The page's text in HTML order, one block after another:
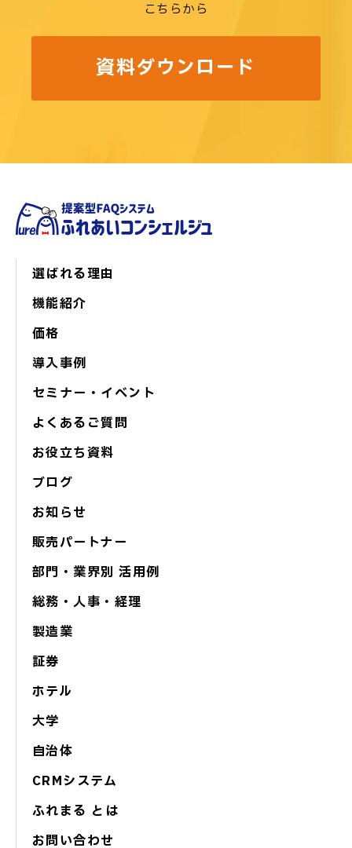
こちらから
資料ダウンロード
選ばれる理由
機能紹介
価格
導入事例
セミナー・イベント
よくあるご質問
お役立ち資料
ブログ
お知らせ
販売パートナー
部門・業界別 活用例
総務・人事・経理
製造業
証券
ホテル
大学
自治体
CRMシステム
ふれまる とは
お問い合わせ